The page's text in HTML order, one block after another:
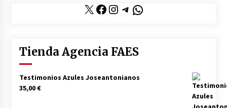
X Facebook
Instagram
Telegram
WhatsApp
Tienda Agencia FAES
Testimonios Azules Joseantonianos
35,00€